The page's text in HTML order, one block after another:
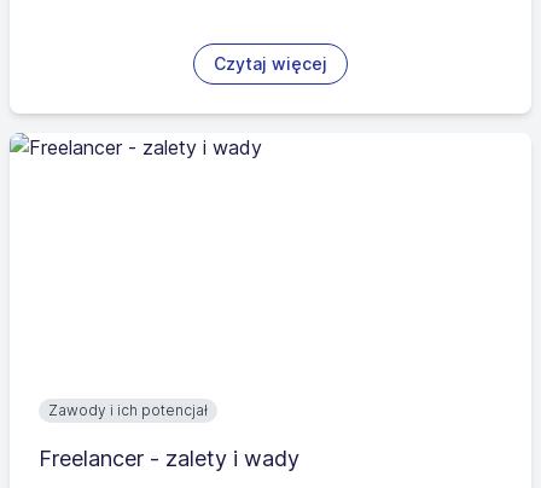
Czytaj więcej
Zawody i ich potencjał
Freelancer - zalety i wady